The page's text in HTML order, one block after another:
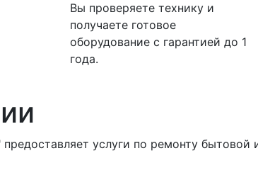
Вы проверяете технику и
получаете готовое
оборудование с гарантией до 1
года.
предоставляет услуги по ремонту